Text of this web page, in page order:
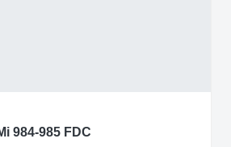
984-985 FDC